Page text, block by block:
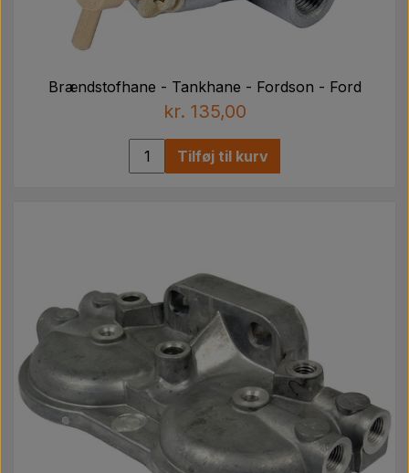
Brændstofhane - Tankhane - Fordson - Ford
kr. 135,00
Tilføj til kurv